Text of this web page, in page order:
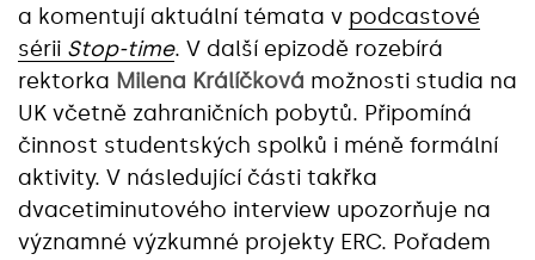
a komentují aktuální témata v podcastové
sérii Stop-time. V další epizodě rozebírá
rektorka Milena Králíčková možnosti studia na
UK včetně zahraničních pobytů. Připomíná
činnost studentských spolků i méně formální
aktivity. V následující části takřka
dvacetiminutového interview upozorňuje na
významné výzkumné projekty ERC. Pořadem